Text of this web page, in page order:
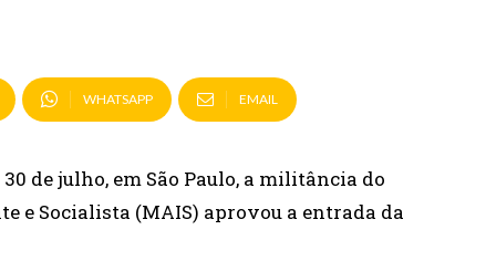
WHATSAPP EMAIL
de julho, em São Paulo, a militância do
e Socialista (MAIS) aprovou a entrada da